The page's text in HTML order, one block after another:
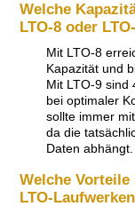
Welche
LTO-8 oder
Mit LTO-8
Kapazität und
Mit LTO-9 sind
bei optimaler
sollte immer
da die
Daten abhängt.
Welche
LTO-